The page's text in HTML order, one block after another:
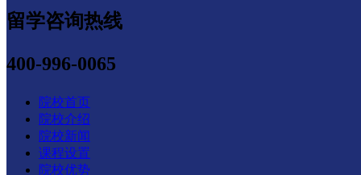
留学咨询热线
400-996-0065
院校首页
院校介绍
院校新闻
课程设置
院校优势